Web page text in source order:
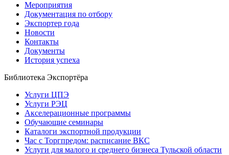
Мероприятия
Документация по отбору
Экспортер года
Новости
Контакты
Документы
История успеха
Библиотека Экспортёра
Услуги ЦПЭ
Услуги РЭЦ
Акселерационные программы
Обучающие семинары
Каталоги экспортной продукции
Час с Торгпредом: расписание ВКС
Услуги для малого и среднего бизнеса Тульской области